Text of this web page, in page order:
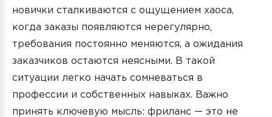
новички сталкиваются с ощущением хаоса,
когда заказы появляются нерегулярно,
требования постоянно меняются, а ожидания
заказчиков остаются неясными. В такой
ситуации легко начать сомневаться в
профессии и собственных навыках. Важно
принять ключевую мысль: фриланс — это не